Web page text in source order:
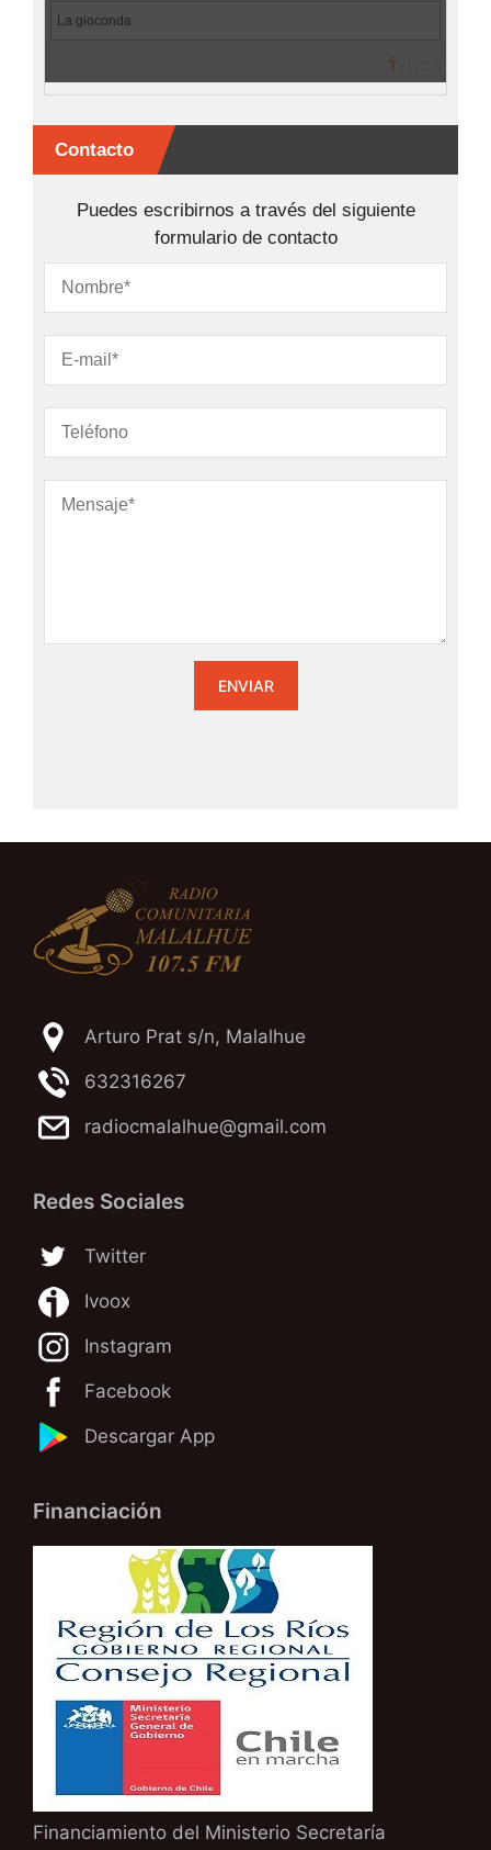
Contacto
Puedes escribirnos a través del siguiente
formulario de contacto
Arturo Prat s/n, Malalhue
632316267
radiocmalalhue@gmail.com
Redes Sociales
Twitter
Ivoox
Instagram
Facebook
Descargar App
Financiación
Financiamiento del Ministerio Secretaría